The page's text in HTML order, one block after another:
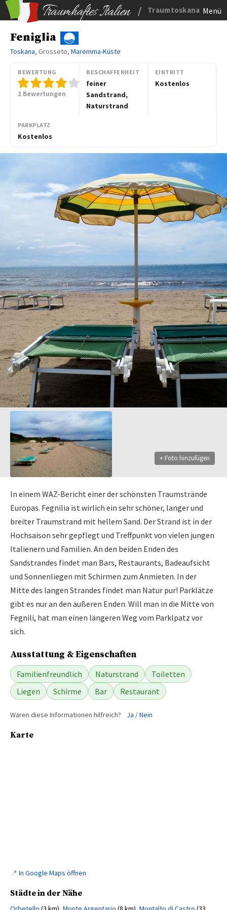
/ Traumtoskana Menü
Feniglia
Toskana, Grosseto, Maremma-Küste
BEWERTUNG
2 Bewertungen
BESCHAFFENHEIT
feiner
Sandstrand,
Naturstrand
EINTRITT
Kostenlos
PARKPLATZ
Kostenlos
+ Foto hinzufügen
In einem WAZ-Bericht einer der schönsten Traumstrände
Europas. Fegnilia ist wirlich ein sehr schöner, langer und
breiter Traumstrand mit hellem Sand. Der Strand ist in der
Hochsaison sehr gepflegt und Treffpunkt von vielen jungen
Italienern und Familien. An den beiden Enden des
Sandstrandes findet man Bars, Restaurants, Badeaufsicht
und Sonnenliegen mit Schirmen zum Anmieten. In der
Mitte des langen Strandes findet man Natur pur! Parklätze
gibt es nur an den äußeren Enden. Will man in die Mitte von
Fegnili, hat man einen längeren Weg vom Parklpatz vor
sich.
Ausstattung & Eigenschaften
Familienfreundlich Naturstrand
Toiletten
Liegen
Schirme Bar Restaurant
Waren diese Informationen hilfreich? Ja /Nein
Karte
📍 In Google Maps öffnen
Städte in der Nähe